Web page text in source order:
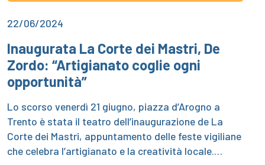
22/06/2024
Inaugurata La Corte dei Mastri, De
Zordo: “Artigianato coglie ogni
opportunità”
Lo scorso venerdì 21 giugno, piazza d’Arogno a
Trento è stata il teatro dell’inaugurazione de La
Corte dei Mastri, appuntamento delle feste vigiliane
che celebra l’artigianato e la creatività locale.…